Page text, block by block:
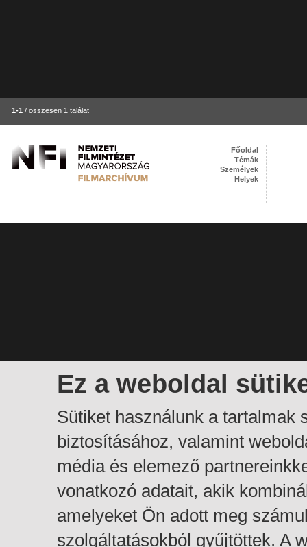
1-1 / összesen 1 találat
Ez a weboldal
Sütiket használunk a tartalmak
biztosításához, valamint
média és elemező
vonatkozó adatait, akik
amelyeket Ön adott meg
szolgáltatásokból gyűjtöttek. A
Főoldal
Témák
Személyek
Helyek